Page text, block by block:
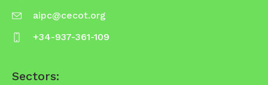
aipc@cecot.org
+34-937-361-109
Sectors: